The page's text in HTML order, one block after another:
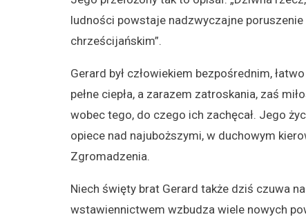
ludności powstaje nadzwyczajne
chrześcijańskim”.
Gerard był człowiekiem bezpośrednim,
pełne ciepła, a zarazem zatroskania, zaś
wobec tego, do czego ich zachęcał. Jego
opiece nad najuboższymi, w duchowym
Zgromadzenia.
Niech święty brat Gerard także dziś czuwa
wstawiennictwem wzbudza wiele nowych